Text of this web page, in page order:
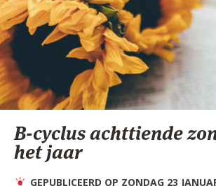
SHOP
ZOEKEN
HULP
STARTPAGINA PORTAAL
MIJN PAROCHIE
AANMELDEN OF
B-cyclus achttiende
het jaar
GEPUBLICEERD OP ZONDAG 23